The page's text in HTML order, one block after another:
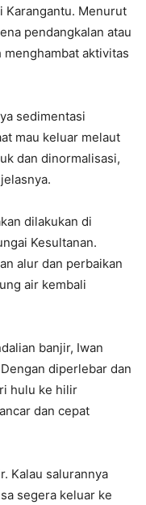
Karangantu. Menurut
pendangkalan atau
aktivitas
sedimentasi
mau keluar melaut
dan dinormalisasi,
dilakukan di
Kesultanan.
alur dan perbaikan
air kembali
banjir, Iwan
diperlebar dan
hulu ke hilir
dan cepat
Kalau salurannya
segera keluar ke